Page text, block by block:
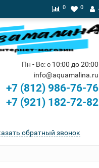
0 0
Пн - Вс: с 10:00 до 20:00
info@aquamalina.ru
+7 (812) 986-76-76
+7 (921) 182-72-82
обратный звонок